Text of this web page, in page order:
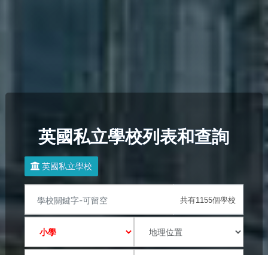
英國私立學校列表和查詢
英國私立學校
共有1155個學校